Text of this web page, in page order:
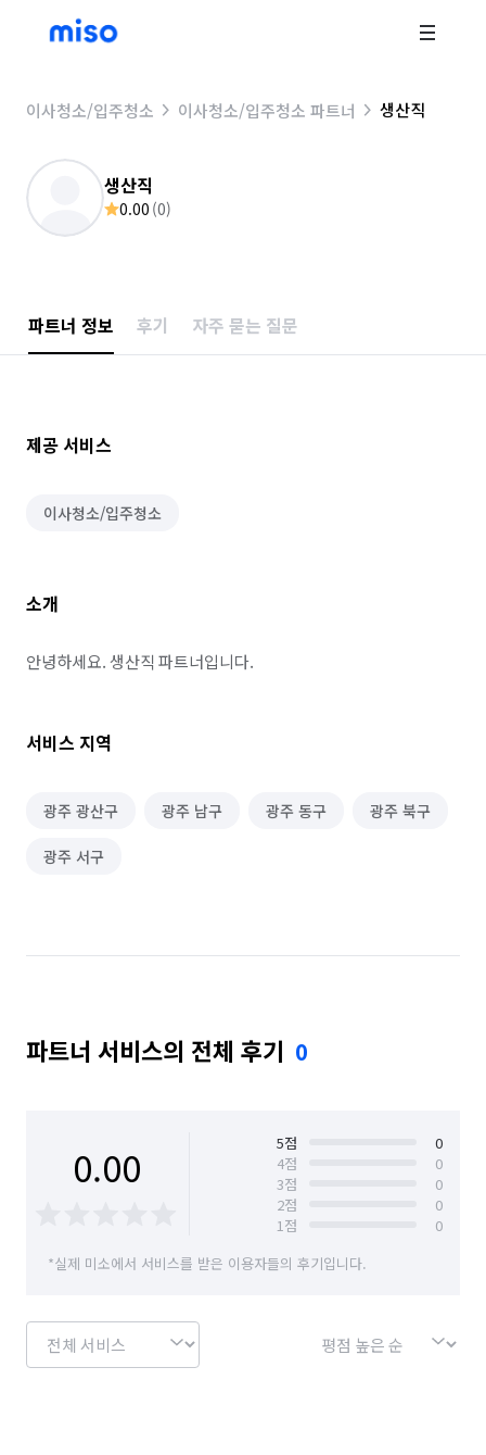
이사청소/입주청소 이사청소/입주청소 파트너 생산직
생산직
0.00 (0)
파트너 정보 후기 자주 묻는 질문
제공 서비스
이사청소/입주청소
소개
안녕하세요. 생산직 파트너입니다.
서비스 지역
광주 광산구 광주 남구 광주 동구 광주 북구
광주 서구
파트너 서비스의 전체 후기 0
0.00 5점
0
4점
0
3점
0
2점
0
1점
0
*실제 미소에서 서비스를 받은 이용자들의 후기입니다.